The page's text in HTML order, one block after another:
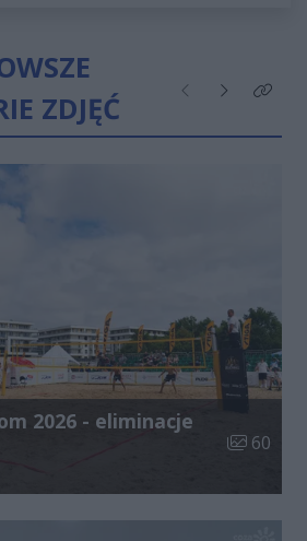
ZDJĘĆ
Poprzednie
NastępneKliknij
2026 - eliminacje
Liczba
60